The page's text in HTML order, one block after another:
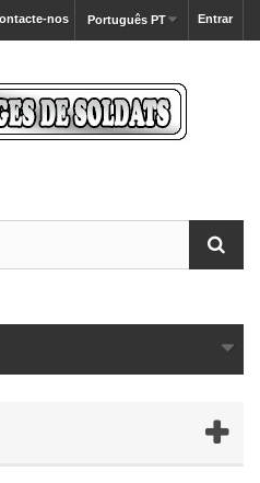
Entrar
Português PT
nos